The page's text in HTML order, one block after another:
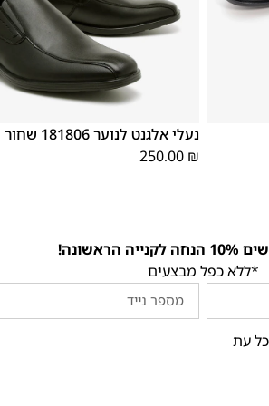
נעלי אלגנט לנוער 181806 שחור
250.00 ₪
הראשונה!
*ללא כפל מבצעים
עת